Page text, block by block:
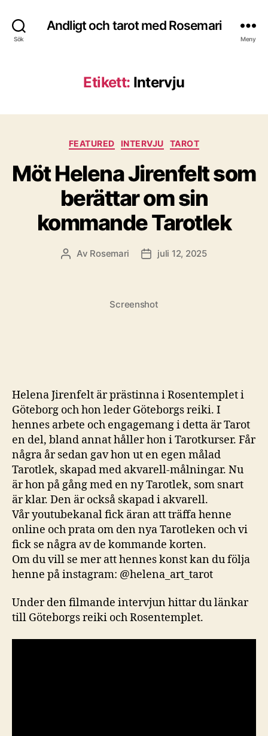
Sök
Andligt och tarot med Rosemari
Meny
Etikett: Intervju
Kategorier
FEATURED INTERVJU TAROT
Möt Helena Jirenfelt som
berättar om sin
kommande Tarotlek
Inläggsförfattare
Av Rosemari Inläggsdatum
juli 12, 2025
Screenshot
Helena Jirenfelt är prästinna i Rosentemplet i
Göteborg och hon leder Göteborgs reiki. I
hennes arbete och engagemang i detta är Tarot
en del, bland annat håller hon i Tarotkurser. Får
några år sedan gav hon ut en egen målad
Tarotlek, skapad med akvarell-målningar. Nu
är hon på gång med en ny Tarotlek, som snart
är klar. Den är också skapad i akvarell.
Vår youtubekanal fick äran att träffa henne
online och prata om den nya Tarotleken och vi
fick se några av de kommande korten.
Om du vill se mer att hennes konst kan du följa
henne på instagram: @helena_art_tarot
Under den filmande intervjun hittar du länkar
till Göteborgs reiki och Rosentemplet.